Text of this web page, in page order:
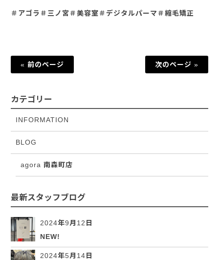
＃アゴラ＃三ノ宮＃美容室＃デジタルパーマ＃縮毛矯正
« 前のページ 次のページ »
カテゴリー
INFORMATION
BLOG
agora 南森町店
最新スタッフブログ
2024年9月12日
NEW!
2024年5月14日